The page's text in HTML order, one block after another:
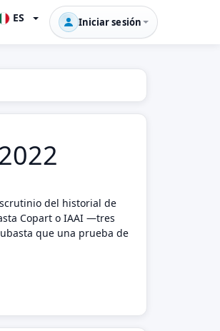
ES Iniciar sesión
del historial de
Copart o IAAI —tres
que una prueba de